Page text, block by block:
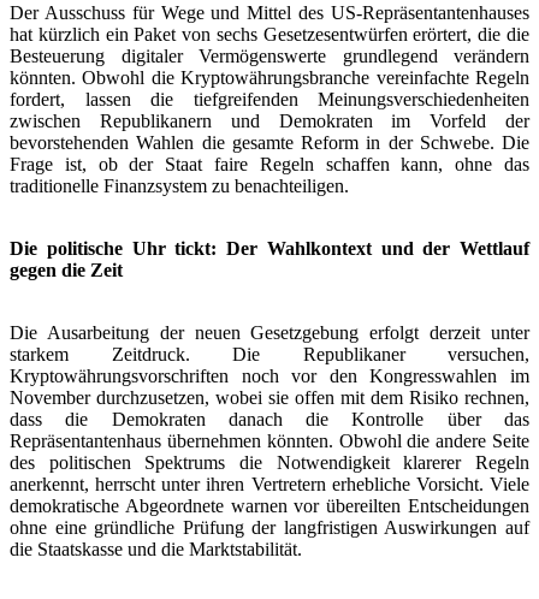
Der Ausschuss für Wege und Mittel des US-Repräsentantenhauses
hat kürzlich ein Paket von sechs Gesetzesentwürfen erörtert, die die
Besteuerung digitaler Vermögenswerte grundlegend verändern
könnten. Obwohl die Kryptowährungsbranche vereinfachte Regeln
fordert, lassen die tiefgreifenden Meinungsverschiedenheiten
zwischen Republikanern und Demokraten im Vorfeld der
bevorstehenden Wahlen die gesamte Reform in der Schwebe. Die
Frage ist, ob der Staat faire Regeln schaffen kann, ohne das
traditionelle Finanzsystem zu benachteiligen.
Die politische Uhr tickt: Der Wahlkontext und der Wettlauf
gegen die Zeit
Die Ausarbeitung der neuen Gesetzgebung erfolgt derzeit unter
starkem Zeitdruck. Die Republikaner versuchen,
Kryptowährungsvorschriften noch vor den Kongresswahlen im
November durchzusetzen, wobei sie offen mit dem Risiko rechnen,
dass die Demokraten danach die Kontrolle über das
Repräsentantenhaus übernehmen könnten. Obwohl die andere Seite
des politischen Spektrums die Notwendigkeit klarerer Regeln
anerkennt, herrscht unter ihren Vertretern erhebliche Vorsicht. Viele
demokratische Abgeordnete warnen vor übereilten Entscheidungen
ohne eine gründliche Prüfung der langfristigen Auswirkungen auf
die Staatskasse und die Marktstabilität.